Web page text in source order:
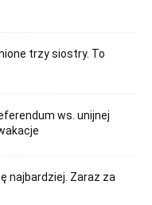
trzy siostry. To
ws. unijnej
najbardziej. Zaraz za